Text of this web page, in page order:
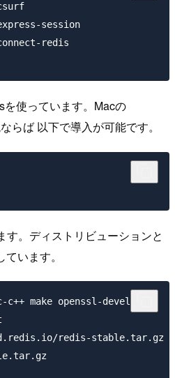
session
redis
使っています。Macの
らば 以下で導入が可能です。
す。ディストリビューションと
います。
make openssl-devel
redis-stable.tar.gz